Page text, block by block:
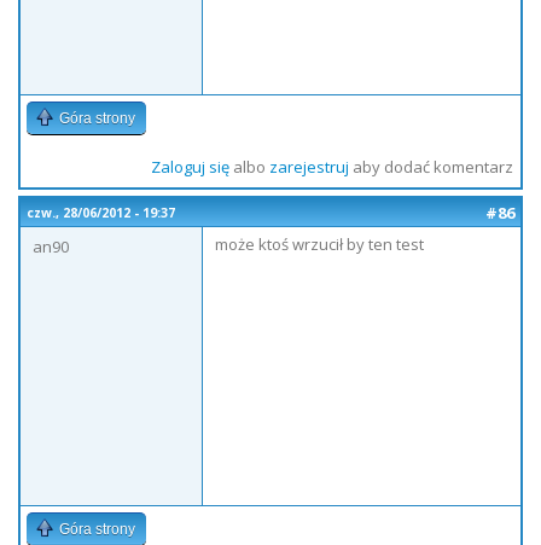
Góra strony
Zaloguj sięalbo zarejestruj aby dodać komentarz
czw., 28/06/2012 - 19:37
#86
an90
może ktoś wrzucił by ten test
Góra strony